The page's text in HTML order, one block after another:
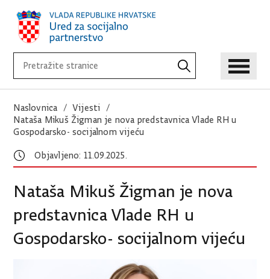
Naslovnica
Vijesti
Nataša Mikuš Žigman je nova predstavnica Vlade RH u
Gospodarsko- socijalnom vijeću
Objavljeno: 11.09.2025.
Nataša Mikuš Žigman je nova
predstavnica Vlade RH u
Gospodarsko- socijalnom vijeću